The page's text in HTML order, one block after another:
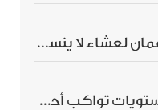
أفضل مطاعم مشاوي في عمان لعشاء لا ينسى
تصاميم مطابخ متعددة المستويات تواكب أحدث صيحات الديكور العالمي